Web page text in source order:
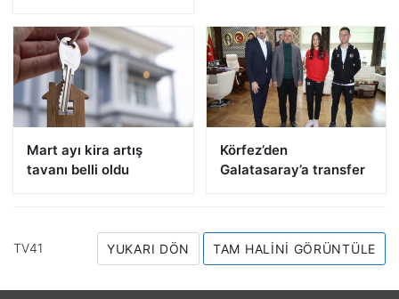
Mart ayı kira artış
tavanı belli oldu
Körfez’den
Galatasaray’a transfer
TV41 YUKARI DÖN TAM HALINI GÖRÜNTÜLE